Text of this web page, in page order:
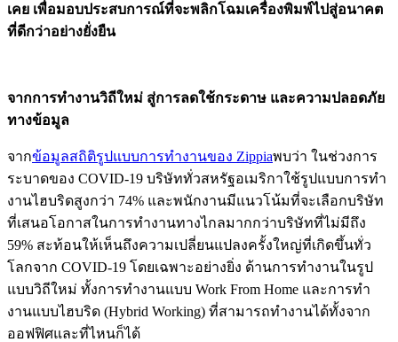
เคย เพื่อมอบประสบการณ์ที่จะพลิกโฉมเครื่องพิมพ์ไปสู่อนาคต
ที่ดีกว่าอย่างยั่งยืน
จากการทำงานวิถีใหม่ สู่การลดใช้กระดาษ และความปลอดภัย
ทางข้อมูล
จากข้อมูลสถิติรูปแบบการทำงานของ Zippiaพบว่า ในช่วงการ
ระบาดของ COVID-19 บริษัททั่วสหรัฐอเมริกาใช้รูปแบบการทำ
งานไฮบริดสูงกว่า 74% และพนักงานมีแนวโน้มที่จะเลือกบริษัท
ที่เสนอโอกาสในการทำงานทางไกลมากกว่าบริษัทที่ไม่มีถึง
59% สะท้อนให้เห็นถึงความเปลี่ยนแปลงครั้งใหญ่ที่เกิดขึ้นทั่ว
โลกจาก COVID-19 โดยเฉพาะอย่างยิ่ง ด้านการทำงานในรูป
แบบวิถีใหม่ ทั้งการทำงานแบบ Work From Home และการทำ
งานแบบไฮบริด (Hybrid Working) ที่สามารถทำงานได้ทั้งจาก
ออฟฟิศและที่ไหนก็ได้